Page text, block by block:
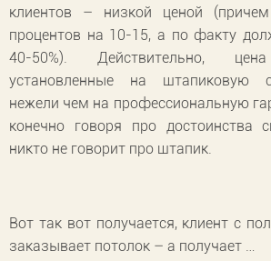
клиентов – низкой ценой
процентов на 10-15, а по факту
40-50%). Действительно,
установленные на штапиковую
нежели чем на профессиональную
конечно говоря про достоинства
никто не говорит про штапик.
Вот так вот получается, клиент с
заказывает потолок – а получает …